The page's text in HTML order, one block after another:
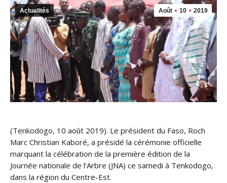
Août 10 2019
Actualités
(Tenkodogo, 10 août 2019). Le président du Faso, Roch
Marc Christian Kaboré, a présidé la cérémonie officielle
marquant la célébration de la première édition de la
Journée nationale de l’Arbre (JNA) ce samedi à Tenkodogo,
dans la région du Centre-Est.